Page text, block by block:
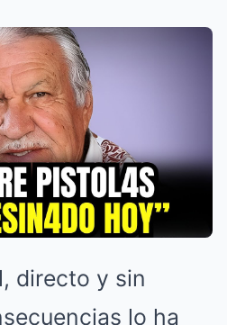
directo y sin
lo ha